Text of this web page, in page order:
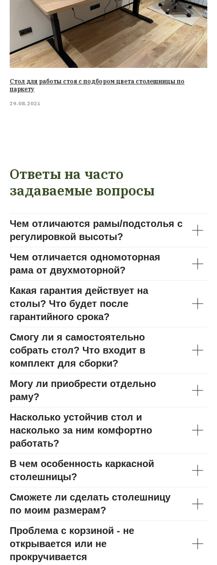
Стол для работы стоя с подбором цвета столешницы по
паркету
29.08.2025
Ответы на часто
задаваемые вопросы
Чем отличаются рамы/подстолья с
регулировкой высоты?
Чем отличается одномоторная
рама от двухмоторной?
Какая гарантия действует на
столы? Что будет после
гарантийного срока?
Смогу ли я самостоятельно
собрать стол? Что входит в
комплект для сборки?
Могу ли приобрести отдельно
раму?
Насколько устойчив стол и
насколько за ним комфортно
работать?
В чем особенность каркасной
столешницы?
Сможете ли сделать столешницу
по моим размерам?
Проблема с корзиной - не
открывается или не
прокручивается